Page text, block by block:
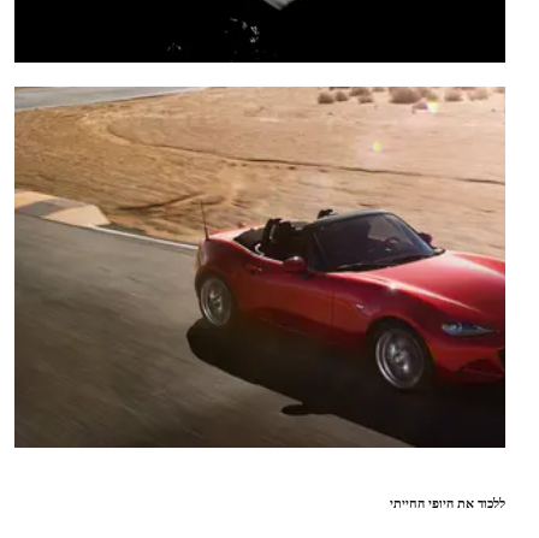
ללכוד את היופי החייתי